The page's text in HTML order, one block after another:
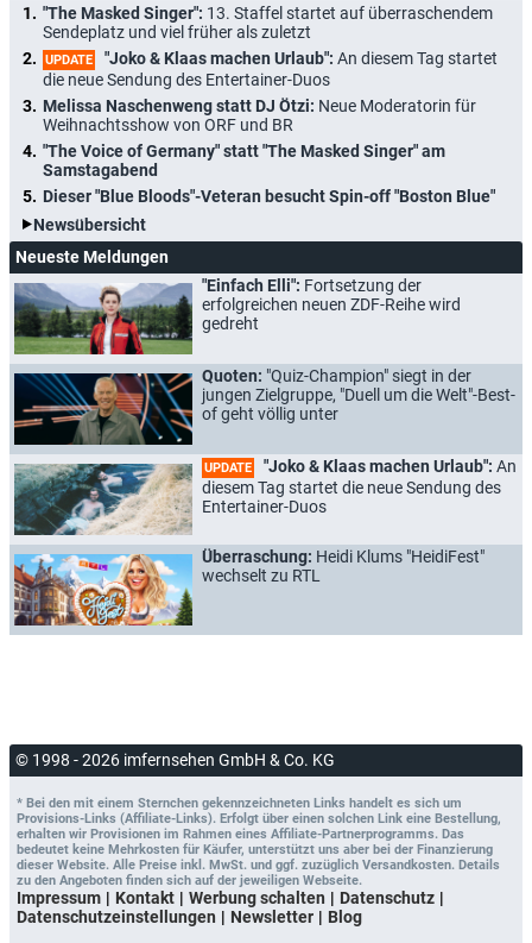
"The Masked Singer": 13. Staffel startet auf überraschendem
Sendeplatz und viel früher als zuletzt
UPDATE "Joko & Klaas machen Urlaub": An diesem Tag startet
die neue Sendung des Entertainer-Duos
Melissa Naschenweng statt DJ Ötzi: Neue Moderatorin für
Weihnachtsshow von ORF und BR
"The Voice of Germany" statt "The Masked Singer" am
Samstagabend
Dieser "Blue Bloods"-Veteran besucht Spin-off "Boston Blue"
Newsübersicht
Neueste Meldungen
"Einfach Elli": Fortsetzung der
erfolgreichen neuen ZDF-Reihe wird
gedreht
Quoten: "Quiz-Champion" siegt in der
jungen Zielgruppe, "Duell um die Welt"-Best-
of geht völlig unter
UPDATE "Joko & Klaas machen Urlaub": An
diesem Tag startet die neue Sendung des
Entertainer-Duos
Überraschung: Heidi Klums "HeidiFest"
wechselt zu RTL
© 1998 - 2026 imfernsehen GmbH & Co. KG
* Bei den mit einem Sternchen gekennzeichneten Links handelt es sich um
Provisions-Links (Affiliate-Links). Erfolgt über einen solchen Link eine Bestellung,
erhalten wir Provisionen im Rahmen eines Affiliate-Partnerprogramms. Das
bedeutet keine Mehrkosten für Käufer, unterstützt uns aber bei der Finanzierung
dieser Website. Alle Preise inkl. MwSt. und ggf. zuzüglich Versandkosten. Details
zu den Angeboten finden sich auf der jeweiligen Webseite.
Impressum Kontakt Werbung schalten
Datenschutz
Datenschutzeinstellungen
Newsletter
Blog